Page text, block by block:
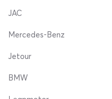
JAC
Mercedes-Benz
Jetour
BMW